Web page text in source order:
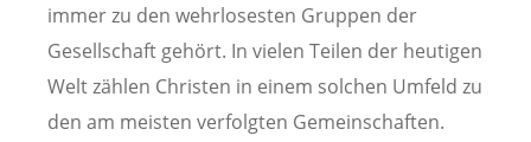
immer zu den wehrlosesten Gruppen der
Gesellschaft gehört. In vielen Teilen der heutigen
Welt zählen Christen in einem solchen Umfeld zu
den am meisten verfolgten Gemeinschaften.